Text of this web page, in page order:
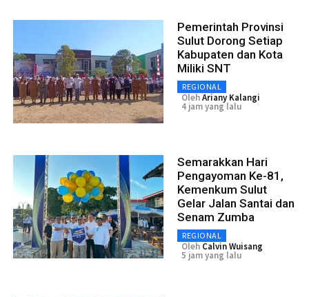
Pemerintah Provinsi
Sulut Dorong Setiap
Kabupaten dan Kota
Miliki SNT
REGIONAL
OlehAriany Kalangi
4 jam yang lalu
Semarakkan Hari
Pengayoman Ke-81,
Kemenkum Sulut
Gelar Jalan Santai dan
Senam Zumba
REGIONAL
Oleh Calvin Wuisang
5 jam yang lalu